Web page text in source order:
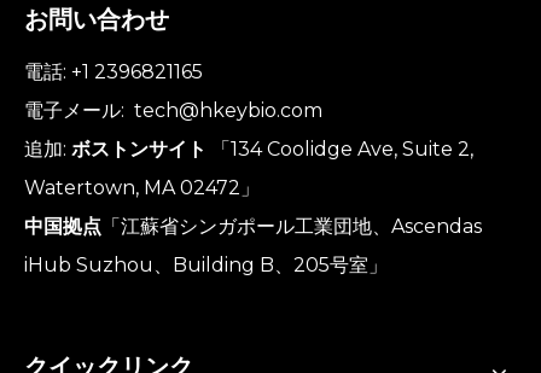
お問い合わせ
電話: +1 2396821165
電子メール: tech@hkeybio.com
追加: ボストンサイト
「134 Coolidge Ave, Suite 2,
Watertown, MA 02472」
中国拠点 「江蘇省シンガポール工業団地、Ascendas
iHub Suzhou、Building B、205号室」
クイックリンク